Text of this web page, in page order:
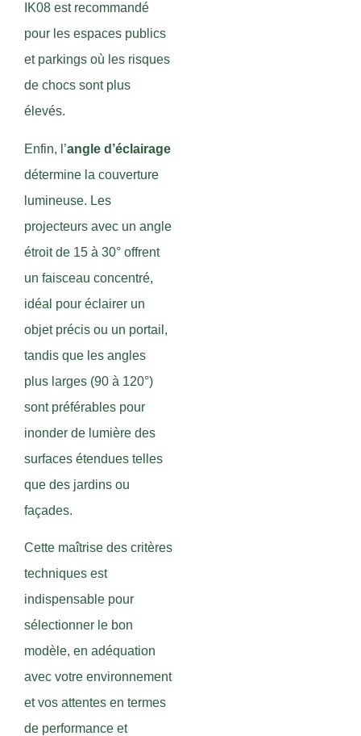
IK08 est recommandé
pour les espaces publics
et parkings où les risques
de chocs sont plus
élevés.
Enfin, l’angle d’éclairage
détermine la couverture
lumineuse. Les
projecteurs avec un angle
étroit de 15 à 30° offrent
un faisceau concentré,
idéal pour éclairer un
objet précis ou un portail,
tandis que les angles
plus larges (90 à 120°)
sont préférables pour
inonder de lumière des
surfaces étendues telles
que des jardins ou
façades.
Cette maîtrise des critères
techniques est
indispensable pour
sélectionner le bon
modèle, en adéquation
avec votre environnement
et vos attentes en termes
de performance et